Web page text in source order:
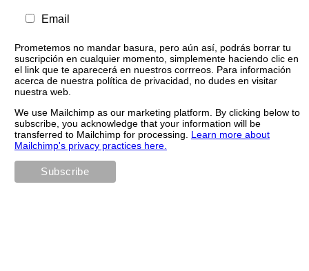
Email
Prometemos no mandar basura, pero aún así, podrás borrar tu
suscripción en cualquier momento, simplemente haciendo clic en
el link que te aparecerá en nuestros corrreos. Para información
acerca de nuestra política de privacidad, no dudes en visitar
nuestra web.
We use Mailchimp as our marketing platform. By clicking below to
subscribe, you acknowledge that your information will be
transferred to Mailchimp for processing. Learn more about
Mailchimp's privacy practices here.